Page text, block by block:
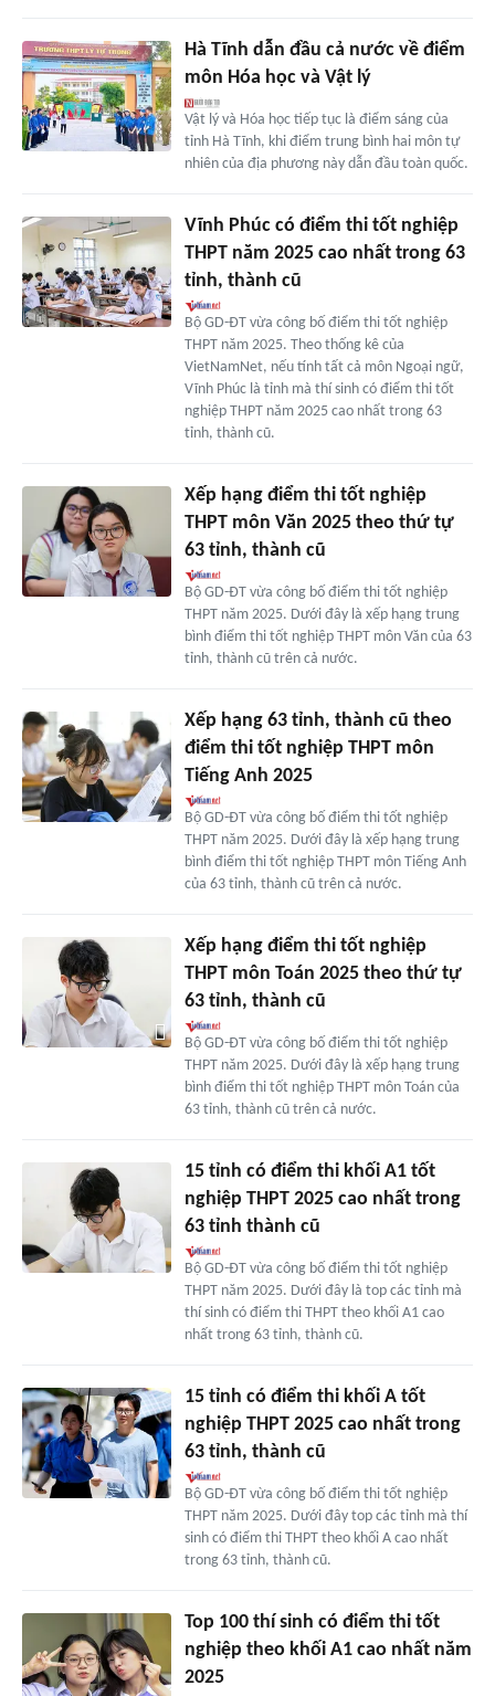
Hà Tĩnh dẫn đầu cả nước về điểm
môn Hóa học và Vật lý
Vật lý và Hóa học tiếp tục là điểm sáng của
tỉnh Hà Tĩnh, khi điểm trung bình hai môn tự
nhiên của địa phương này dẫn đầu toàn quốc.
Vĩnh Phúc có điểm thi tốt nghiệp
THPT năm 2025 cao nhất trong 63
tỉnh, thành cũ
Bộ GD-ĐT vừa công bố điểm thi tốt nghiệp
THPT năm 2025. Theo thống kê của
VietNamNet, nếu tính tất cả môn Ngoại ngữ,
Vĩnh Phúc là tỉnh mà thí sinh có điểm thi tốt
nghiệp THPT năm 2025 cao nhất trong 63
tỉnh, thành cũ.
Xếp hạng điểm thi tốt nghiệp
THPT môn Văn 2025 theo thứ tự
63 tỉnh, thành cũ
Bộ GD-ĐT vừa công bố điểm thi tốt nghiệp
THPT năm 2025. Dưới đây là xếp hạng trung
bình điểm thi tốt nghiệp THPT môn Văn của 63
tỉnh, thành cũ trên cả nước.
Xếp hạng 63 tỉnh, thành cũ theo
điểm thi tốt nghiệp THPT môn
Tiếng Anh 2025
Bộ GD-ĐT vừa công bố điểm thi tốt nghiệp
THPT năm 2025. Dưới đây là xếp hạng trung
bình điểm thi tốt nghiệp THPT môn Tiếng Anh
của 63 tỉnh, thành cũ trên cả nước.
Xếp hạng điểm thi tốt nghiệp
THPT môn Toán 2025 theo thứ tự
63 tỉnh, thành cũ
Bộ GD-ĐT vừa công bố điểm thi tốt nghiệp
THPT năm 2025. Dưới đây là xếp hạng trung
bình điểm thi tốt nghiệp THPT môn Toán của
63 tỉnh, thành cũ trên cả nước.
15 tỉnh có điểm thi khối A1 tốt
nghiệp THPT 2025 cao nhất trong
63 tỉnh thành cũ
Bộ GD-ĐT vừa công bố điểm thi tốt nghiệp
THPT năm 2025. Dưới đây là top các tỉnh mà
thí sinh có điểm thi THPT theo khối A1 cao
nhất trong 63 tỉnh, thành cũ.
15 tỉnh có điểm thi khối A tốt
nghiệp THPT 2025 cao nhất trong
63 tỉnh, thành cũ
Bộ GD-ĐT vừa công bố điểm thi tốt nghiệp
THPT năm 2025. Dưới đây top các tỉnh mà thí
sinh có điểm thi THPT theo khối A cao nhất
trong 63 tỉnh, thành cũ.
Top 100 thí sinh có điểm thi tốt
nghiệp theo khối A1 cao nhất năm
2025